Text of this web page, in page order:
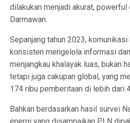
dilakukan menjadi akurat, powerful
Darmawan.
Sepanjang tahun 2023,
konsisten mengelola informasi
menjangkau khalayak luas, bukan
tetapi juga cakupan global, yang
174 ribu pemberitaan di lebih dari
Bahkan berdasarkan hasil survei